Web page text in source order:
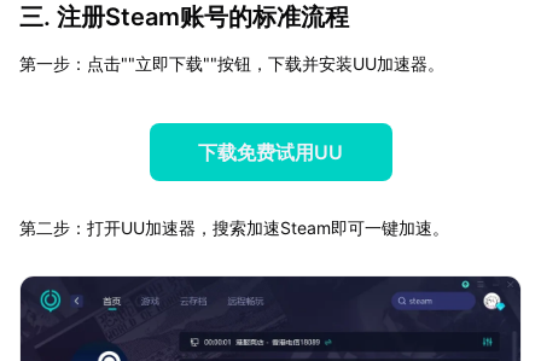
三. 注册Steam账号的标准流程
第一步：点击""立即下载""按钮，下载并安装UU加速器。
下载免费试用UU
第二步：打开UU加速器，搜索加速Steam即可一键加速。